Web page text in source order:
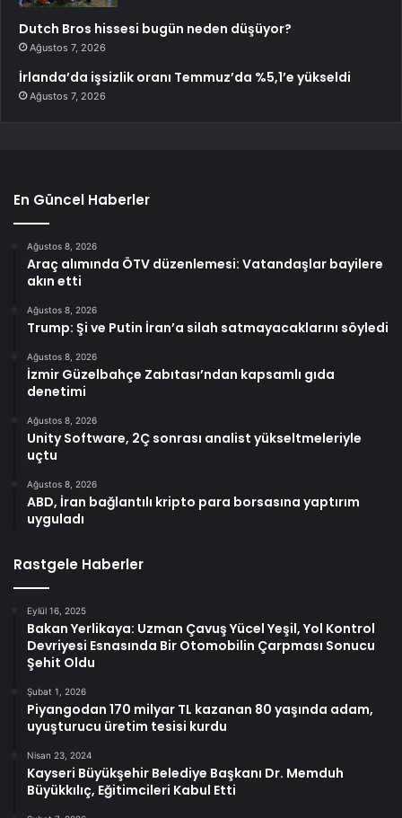
Dutch Bros hissesi bugün neden düşüyor?
Ağustos 7, 2026
İrlanda’da işsizlik oranı Temmuz’da %5,1’e yükseldi
Ağustos 7, 2026
En Güncel Haberler
Ağustos 8, 2026
Araç alımında ÖTV düzenlemesi: Vatandaşlar bayilere
akın etti
Ağustos 8, 2026
Trump: Şi ve Putin İran’a silah satmayacaklarını söyledi
Ağustos 8, 2026
İzmir Güzelbahçe Zabıtası’ndan kapsamlı gıda
denetimi
Ağustos 8, 2026
Unity Software, 2Ç sonrası analist yükseltmeleriyle
uçtu
Ağustos 8, 2026
ABD, İran bağlantılı kripto para borsasına yaptırım
uyguladı
Rastgele Haberler
Eylül 16, 2025
Bakan Yerlikaya: Uzman Çavuş Yücel Yeşil, Yol Kontrol
Devriyesi Esnasında Bir Otomobilin Çarpması Sonucu
Şehit Oldu
Şubat 1, 2026
Piyangodan 170 milyar TL kazanan 80 yaşında adam,
uyuşturucu üretim tesisi kurdu
Nisan 23, 2024
Kayseri Büyükşehir Belediye Başkanı Dr. Memduh
Büyükkılıç, Eğitimcileri Kabul Etti